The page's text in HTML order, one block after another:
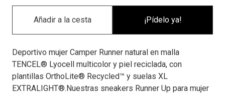
¡Pídelo ya!
Deportivo mujer Camper Runner natural en malla
TENCEL® Lyocell multicolor y piel reciclada, con
plantillas OrthoLite® Recycled™ y suelas XL
EXTRALIGHT®.Nuestras sneakers Runner Up para mujer